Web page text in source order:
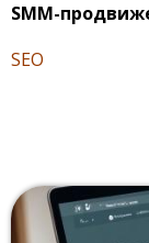
SMM-
SEO